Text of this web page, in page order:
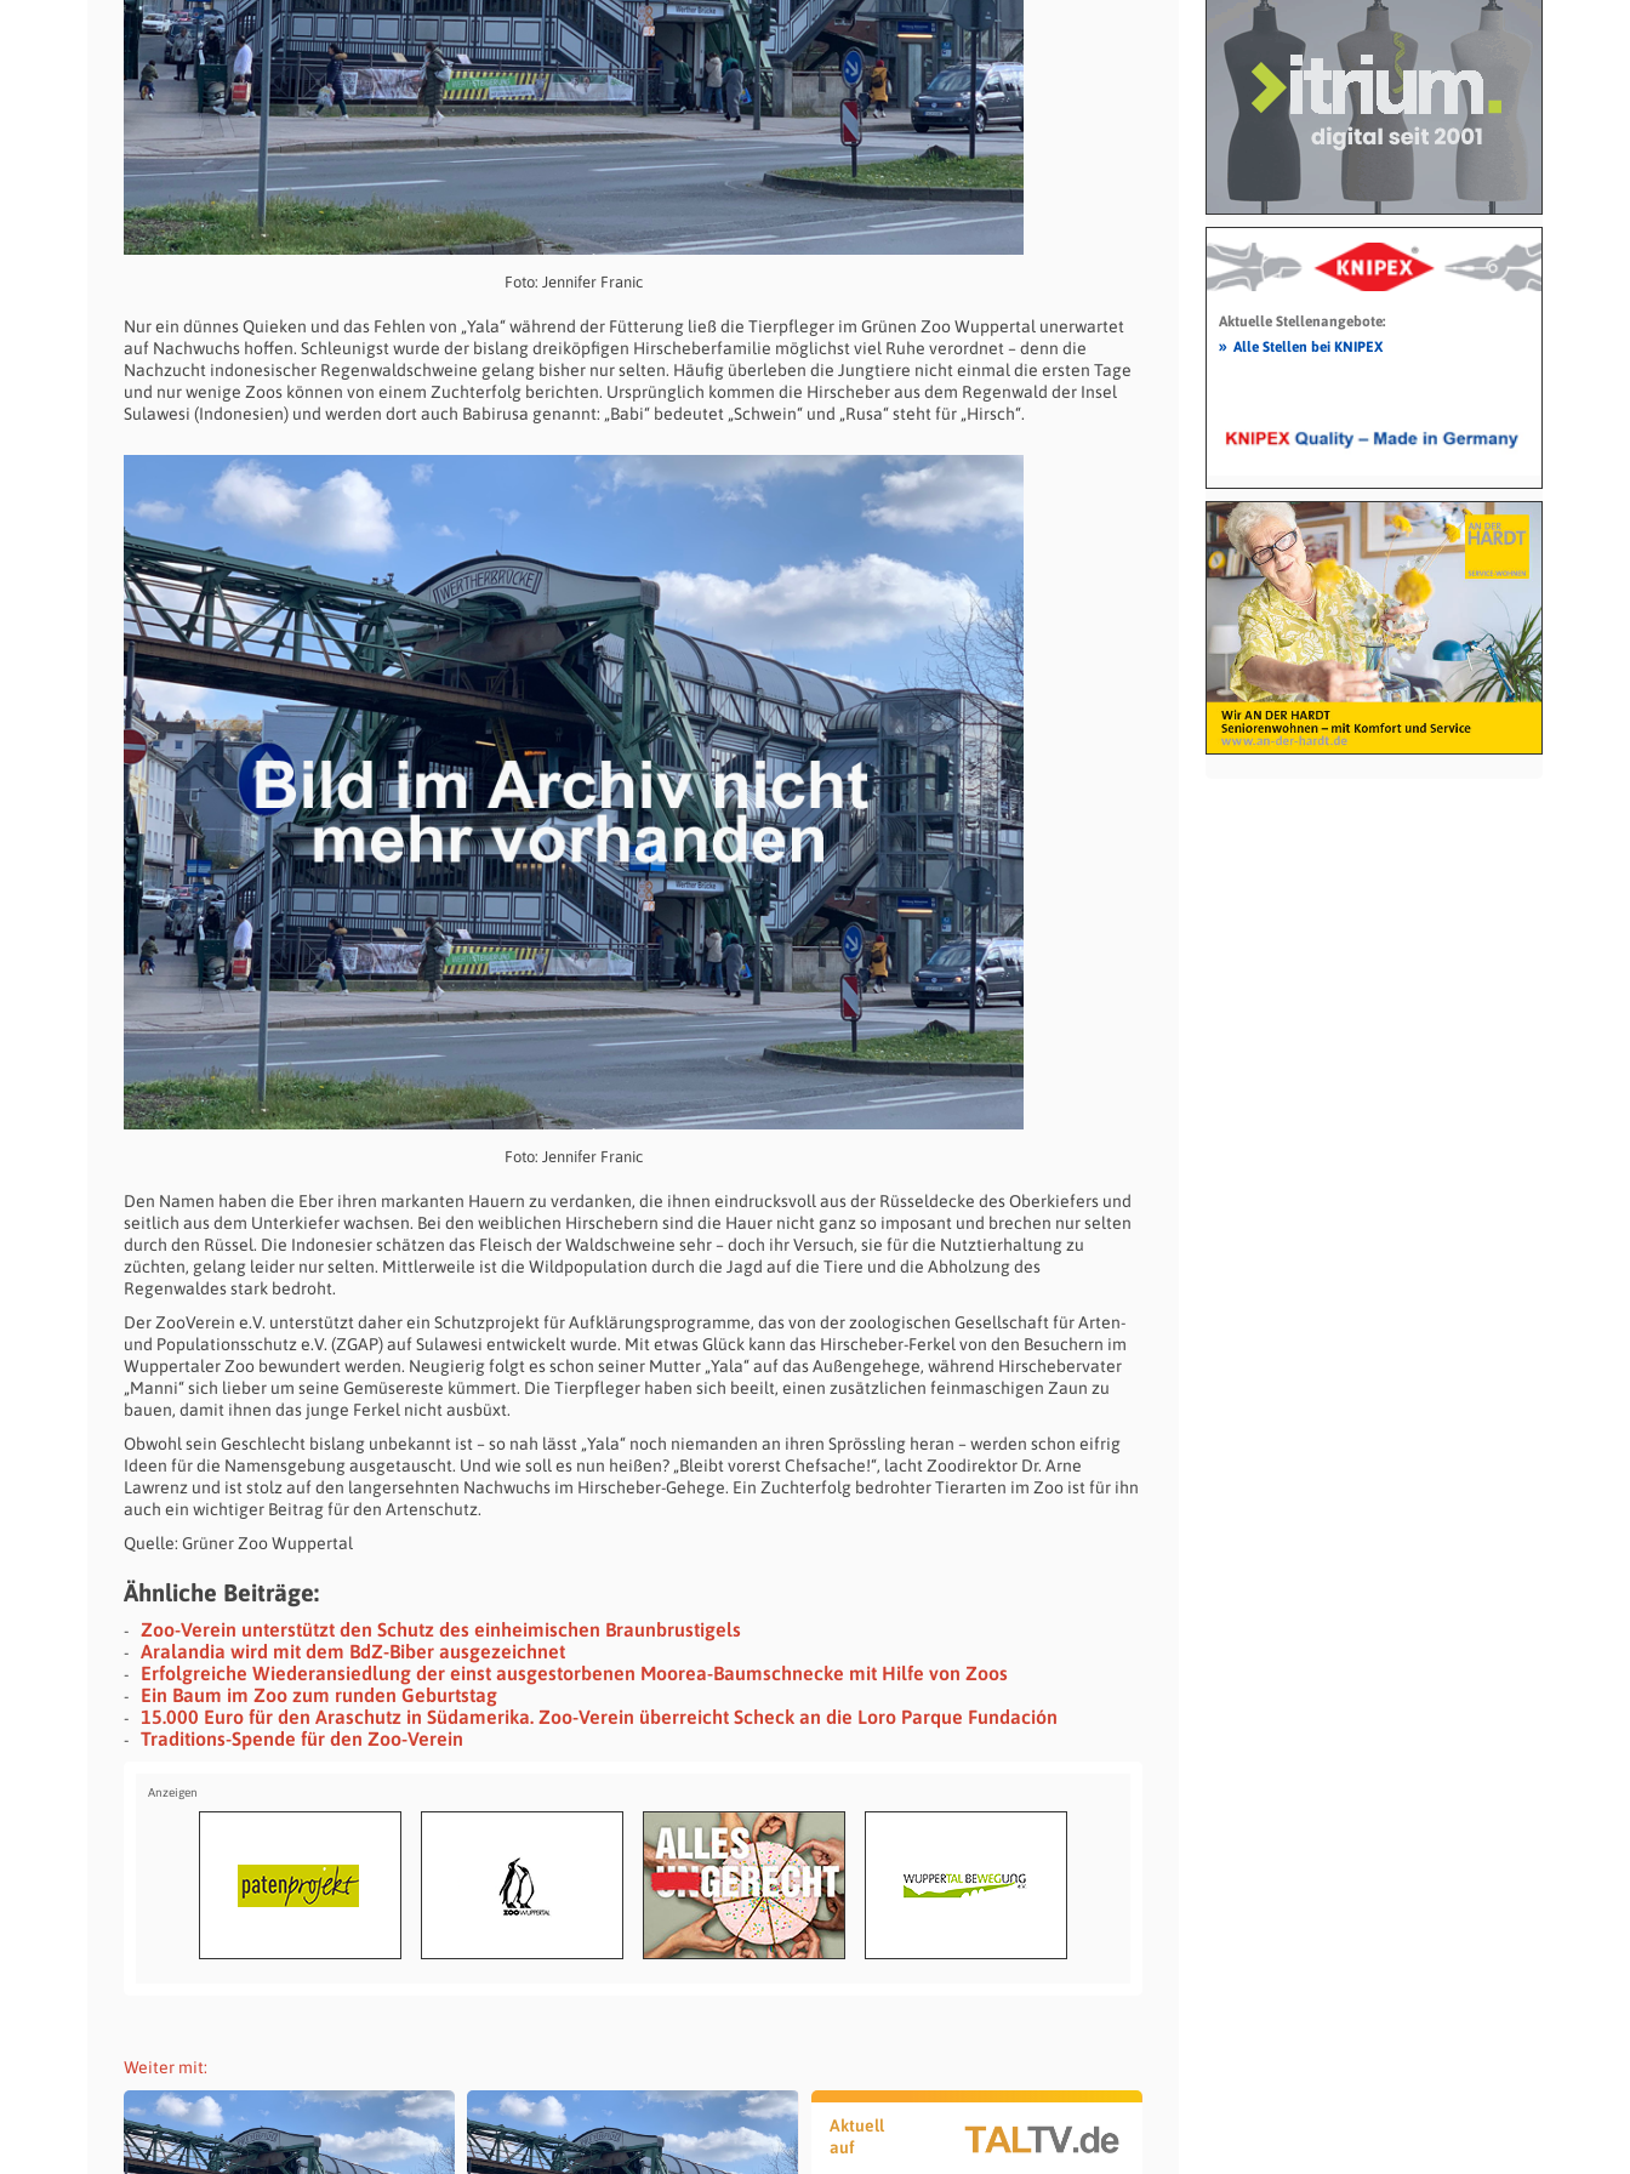
Foto: Jennifer Franic
Nur ein dünnes Quieken und das Fehlen von „Yala“ während der Fütterung ließ die Tierpfleger im Grünen Zoo Wuppertal unerwartet
auf Nachwuchs hoffen. Schleunigst wurde der bislang dreiköpfigen Hirscheberfamilie möglichst viel Ruhe verordnet – denn die
Nachzucht indonesischer Regenwaldschweine gelang bisher nur selten. Häufig überleben die Jungtiere nicht einmal die ersten Tage
und nur wenige Zoos können von einem Zuchterfolg berichten. Ursprünglich kommen die Hirscheber aus dem Regenwald der Insel
Sulawesi (Indonesien) und werden dort auch Babirusa genannt: „Babi“ bedeutet „Schwein“ und „Rusa“ steht für „Hirsch“.
Foto: Jennifer Franic
Den Namen haben die Eber ihren markanten Hauern zu verdanken, die ihnen eindrucksvoll aus der Rüsseldecke des Oberkiefers und
seitlich aus dem Unterkiefer wachsen. Bei den weiblichen Hirschebern sind die Hauer nicht ganz so imposant und brechen nur selten
durch den Rüssel. Die Indonesier schätzen das Fleisch der Waldschweine sehr – doch ihr Versuch, sie für die Nutztierhaltung zu
züchten, gelang leider nur selten. Mittlerweile ist die Wildpopulation durch die Jagd auf die Tiere und die Abholzung des
Regenwaldes stark bedroht.
Der ZooVerein e.V. unterstützt daher ein Schutzprojekt für Aufklärungsprogramme, das von der zoologischen Gesellschaft für Arten-
und Populationsschutz e.V. (ZGAP) auf Sulawesi entwickelt wurde. Mit etwas Glück kann das Hirscheber-Ferkel von den Besuchern im
Wuppertaler Zoo bewundert werden. Neugierig folgt es schon seiner Mutter „Yala“ auf das Außengehege, während Hirschebervater
„Manni“ sich lieber um seine Gemüsereste kümmert. Die Tierpfleger haben sich beeilt, einen zusätzlichen feinmaschigen Zaun zu
bauen, damit ihnen das junge Ferkel nicht ausbüxt.
Obwohl sein Geschlecht bislang unbekannt ist – so nah lässt „Yala“ noch niemanden an ihren Sprössling heran – werden schon eifrig
Ideen für die Namensgebung ausgetauscht. Und wie soll es nun heißen? „Bleibt vorerst Chefsache!“, lacht Zoodirektor Dr. Arne
Lawrenz und ist stolz auf den langersehnten Nachwuchs im Hirscheber-Gehege. Ein Zuchterfolg bedrohter Tierarten im Zoo ist für ihn
auch ein wichtiger Beitrag für den Artenschutz.
Quelle: Grüner Zoo Wuppertal
Ähnliche Beiträge:
Zoo-Verein unterstützt den Schutz des einheimischen Braunbrustigels
Aralandia wird mit dem BdZ-Biber ausgezeichnet
Erfolgreiche Wiederansiedlung der einst ausgestorbenen Moorea-Baumschnecke mit Hilfe von Zoos
Ein Baum im Zoo zum runden Geburtstag
15.000 Euro für den Araschutz in Südamerika. Zoo-Verein überreicht Scheck an die Loro Parque Fundación
Traditions-Spende für den Zoo-Verein
Weiter mit:
Aktuell
auf
Aktuelle Stellenangebote:
» Alle Stellen bei KNIPEX